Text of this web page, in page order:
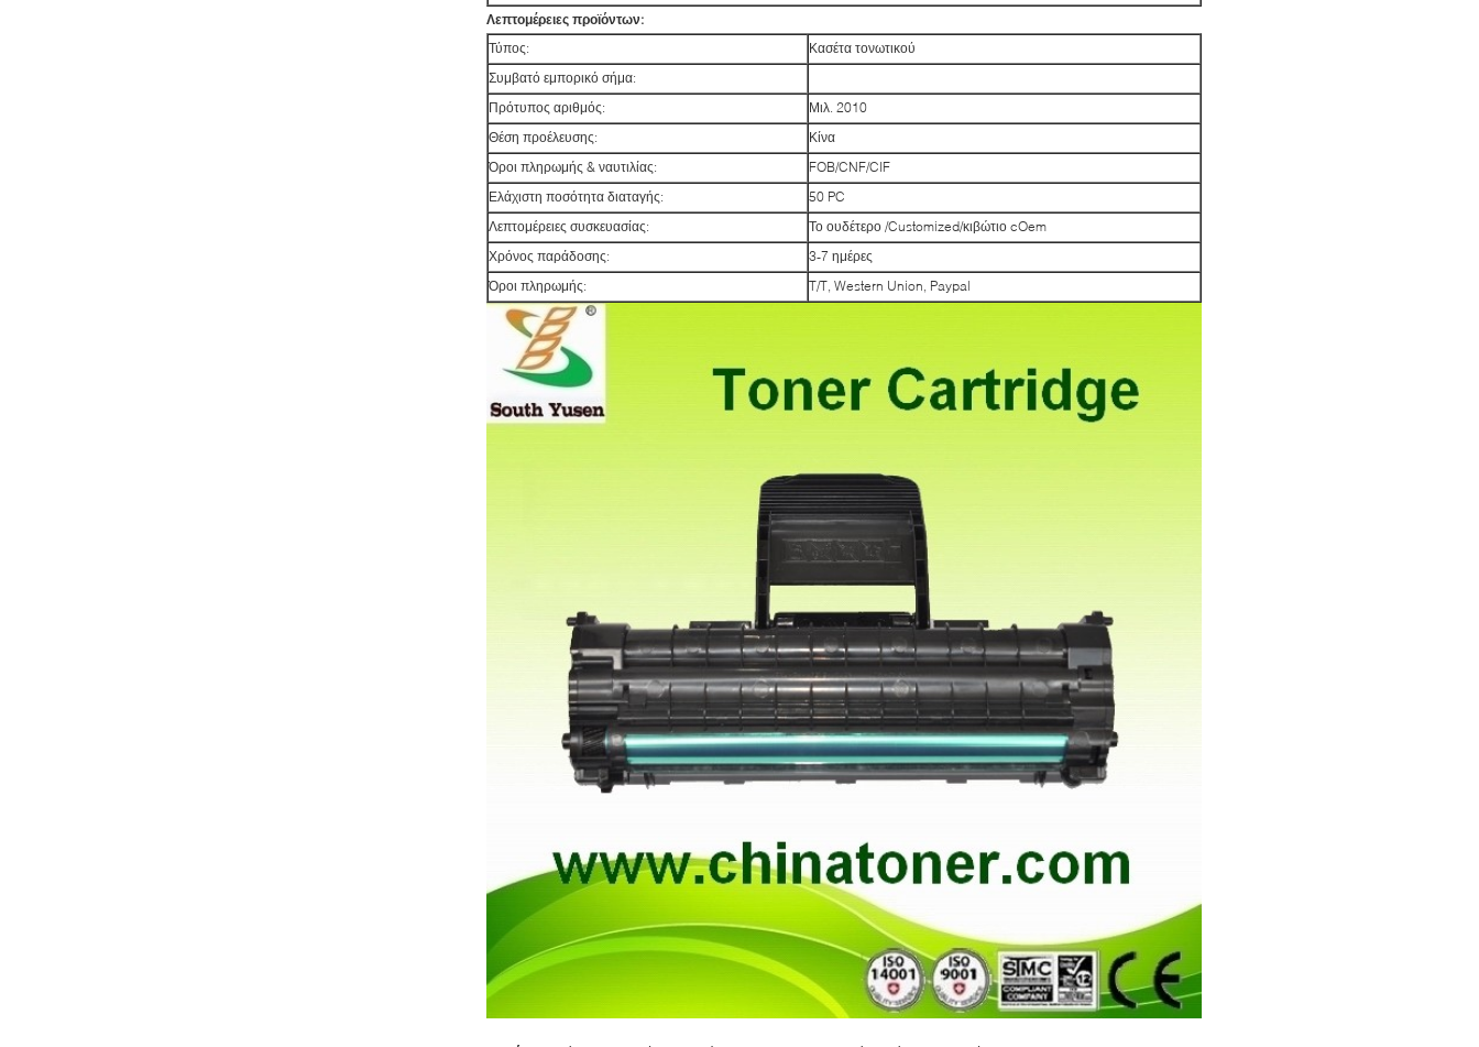
Λεπτομέρειες προϊόντων:
Τύπος:
Κασέτα τονωτικού
Συμβατό εμπορικό σήμα:
Πρότυπος αριθμός:
Μιλ. 2010
Θέση προέλευσης:
Κίνα
Όροι πληρωμής & ναυτιλίας:
FOB/CNF/CIF
Ελάχιστη ποσότητα διαταγής:
50 PC
Λεπτομέρειες συσκευασίας:
Το ουδέτερο /Customized/κιβώτιο cOem
Χρόνος παράδοσης:
3-7 ημέρες
Όροι πληρωμής:
T/T, Western Union, Paypal